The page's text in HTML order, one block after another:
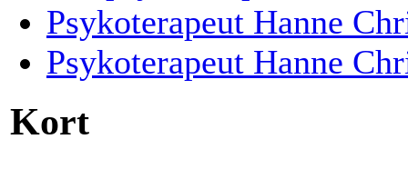
Psykoterapeut Hanne
Psykoterapeut Hanne
Kort